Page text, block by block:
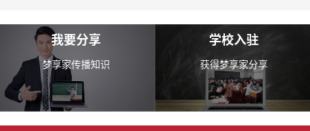
我要分享
梦享家传播知识
学校入驻
获得梦享家分享